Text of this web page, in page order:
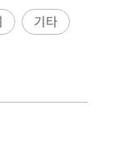
기타